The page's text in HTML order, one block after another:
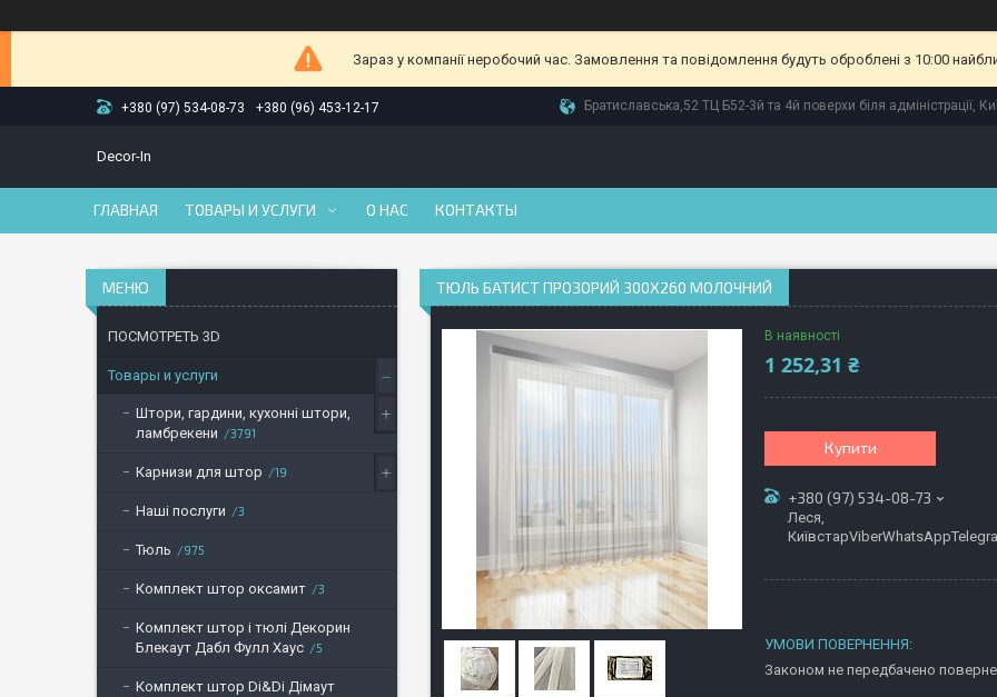
Зараз у компанії неробочий час. Замовлення та повідомлення будуть оброблені з 10:00
+380 (97) 534-08-73 +380 (96) 453-12-17 Братиславська,52 ТЦ Б52-3й та 4й поверхи біля адміністрації,
Decor-In
ГЛАВНАЯ ТОВАРЫ И УСЛУГИ О НАС КОНТАКТЫ
ТЮЛЬ БАТИСТ ПРОЗОРИЙ 300Х260 МОЛОЧНИЙ
В наявності
1 252,31 ₴
Купити
+380 (97) 534-08-73
Леся,
Законом не передбачено
ПОСМОТРЕТЬ 3D
Товары и услуги
Штори, гардини, кухонні штори,
ламбрекени
3791
Карнизи для штор 19
Наші послуги 3
Тюль 975
Комплект штор оксамит 3
Комплект штор і тюлі Декорин
Блекаут Дабл Фулл Хаус
5
Комплект штор Di&Di Дімаут